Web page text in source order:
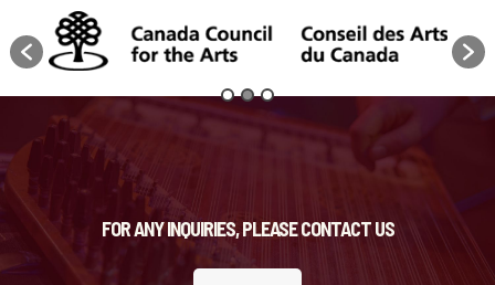
FOR ANY INQUIRIES, PLEASE CONTACT US